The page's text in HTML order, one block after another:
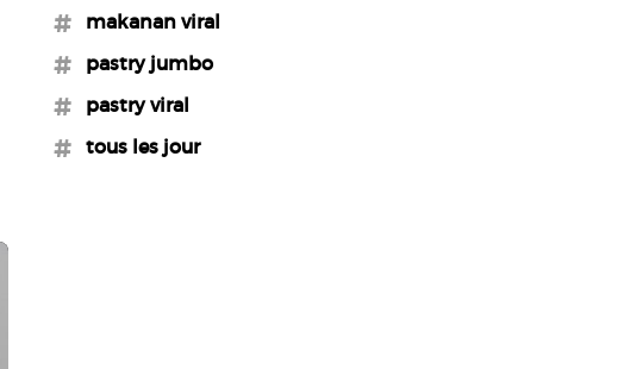
#makanan viral
#pastry jumbo
#pastry viral
#tous les jour